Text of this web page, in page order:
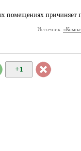
помещениях причиняет
Источник:
+1